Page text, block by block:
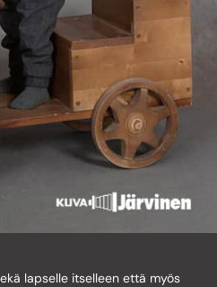
lapselle itselleen että myös